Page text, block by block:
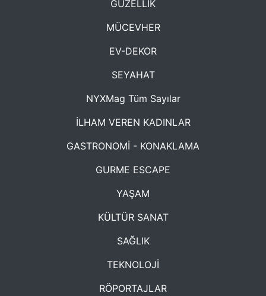
GÜZELLİK
MÜCEVHER
EV-DEKOR
SEYAHAT
NYXMag Tüm Sayılar
İLHAM VEREN KADINLAR
GASTRONOMİ - KONAKLAMA
GURME ESCAPE
YAŞAM
KÜLTÜR SANAT
SAĞLIK
TEKNOLOJİ
RÖPORTAJLAR